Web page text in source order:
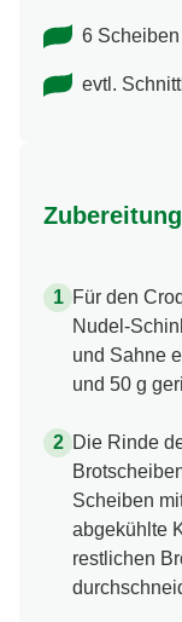
6
evtl.
Zubereitung
Für den
Nudel-
und Sahne
und 50 g
Die Rinde
Scheiben
abgekühlte
restlichen